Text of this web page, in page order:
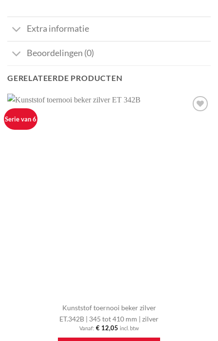
Extra informatie
Beoordelingen (0)
GERELATEERDE PRODUCTEN
Serie van 6
Kunststof toernooi beker zilver
ET.342B | 345 tot 410 mm | zilver
Vanaf: € 12,05 incl. btw